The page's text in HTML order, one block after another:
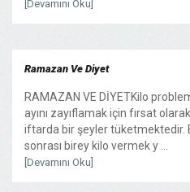
[Devamını Oku]
Ramazan Ve Diyet
RAMAZAN VE DİYETKilo
ayını zayıflamak için fırsat
iftarda bir şeyler tüketmektedir.
sonrası birey kilo vermek y ...
[Devamını Oku]